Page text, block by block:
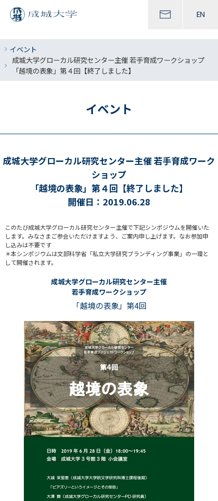
EN
イベント
成城大学グローカル研究センター主催 若手育成ワークショップ
「越境の表象」第４回【終了しました】
イベント
成城大学グローカル研究センター主催 若手育成ワーク
ショップ
「越境の表象」第４回【終了しました】
開催日：2019.06.28
このたび成城大学グローカル研究センター主催で下記シンポジウムを開催いた
します。みなさまご参会いただけますよう、ご案内申し上げます。なお参加申
し込みは不要です
＊本シンポジウムは文部科学省「私立大学研究ブランディング事業」の一環と
して開催されます。
成城大学グローカル研究センター主催
若手育成ワークショップ
「越境の表象」第4回